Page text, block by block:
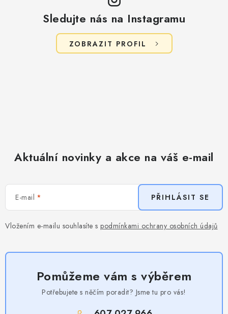
Sledujte nás na Instagramu
ZOBRAZIT PROFIL
Aktuální novinky a akce na váš e-mail
E-mail
Vložením e-mailu souhlasíte s podmínkami ochrany osobních údajů
PŘIHLÁSIT SE
Pomůžeme vám s výběrem
Potřebujete s něčím poradit? Jsme tu pro vás!